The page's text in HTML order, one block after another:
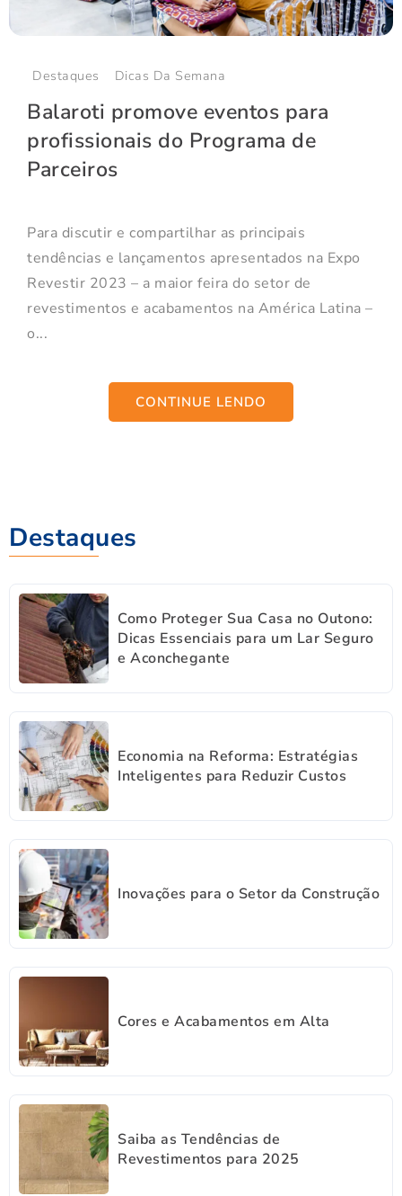
Destaques Dicas Da Semana
Balaroti promove eventos para
profissionais do Programa de
Parceiros
Para discutir e compartilhar as principais
tendências e lançamentos apresentados na Expo
Revestir 2023 – a maior feira do setor de
revestimentos e acabamentos na América Latina –
o...
CONTINUE LENDO
Destaques
Como Proteger Sua Casa no Outono:
Dicas Essenciais para um Lar Seguro
e Aconchegante
Economia na Reforma: Estratégias
Inteligentes para Reduzir Custos
Inovações para o Setor da Construção
Cores e Acabamentos em Alta
Saiba as Tendências de
Revestimentos para 2025